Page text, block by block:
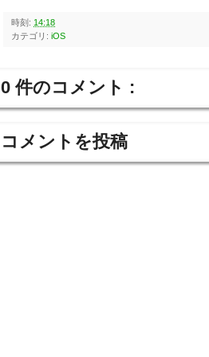
時刻: 14:18
カテゴリ: iOS
0 件のコメント :
コメントを投稿